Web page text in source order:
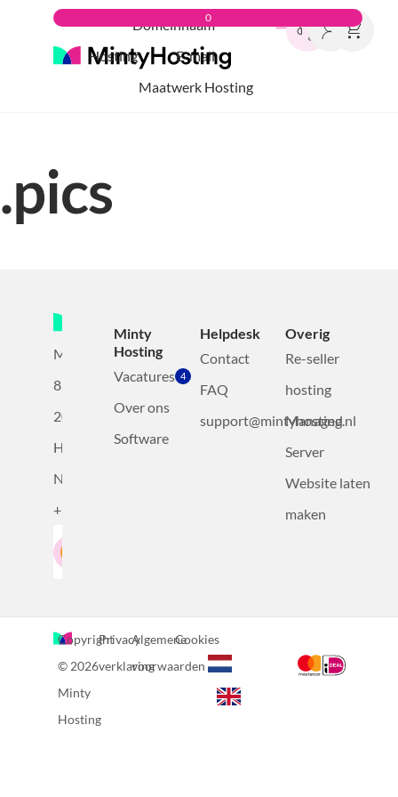
Domeinnaam
Hosting
E-mail
Maatwerk Hosting
0
.pics
Mollerusweg
82
2031BZ
Haarlem,
Nederland
+31232305815
Minty
Hosting
Vacatures 4
Over ons
Software
Helpdesk
Contact
FAQ
support@mintyhosting.nl
Overig
Re-seller
hosting
Managed
Server
Website laten
maken
Copyright
© 2026
Minty
Hosting
Privacy
verklaring
Algemene
voorwaarden
Cookies